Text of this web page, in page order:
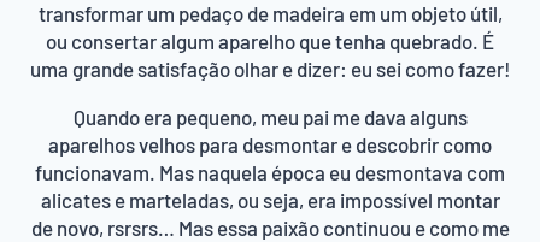
transformar um pedaço de madeira em um objeto útil,
ou consertar algum aparelho que tenha quebrado. É
uma grande satisfação olhar e dizer: eu sei como fazer!
Quando era pequeno, meu pai me dava alguns
aparelhos velhos para desmontar e descobrir como
funcionavam. Mas naquela época eu desmontava com
alicates e marteladas, ou seja, era impossível montar
de novo, rsrsrs… Mas essa paixão continuou e como me